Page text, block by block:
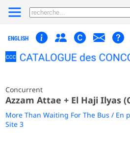
ENGLISH
Concurrent
Azzam Attae + El Haji Ilyas
More Than Waiting For The Bus / En
Site 3